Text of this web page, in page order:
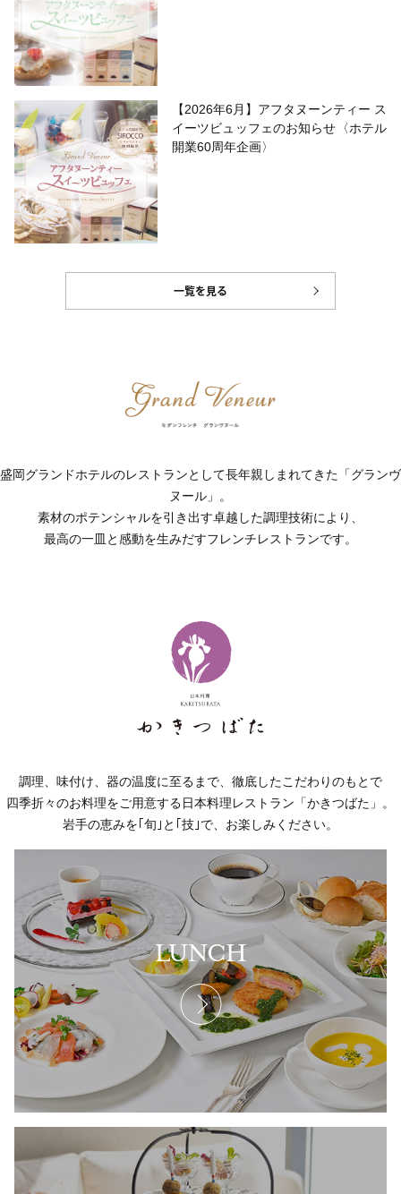
【2026年6月】アフタヌーンティー ス
イーツビュッフェのお知らせ〈ホテル
開業60周年企画〉
一覧を見る
盛岡グランドホテルのレストランとして長年親しまれてきた「グランヴ
ヌール」。
素材のポテンシャルを引き出す卓越した調理技術により、
最高の一皿と感動を生みだすフレンチレストランです。
調理、味付け、器の温度に至るまで、徹底したこだわりのもとで
四季折々のお料理をご用意する日本料理レストラン「かきつばた」。
岩手の恵みを｢旬｣と｢技｣で、お楽しみください。
LUNCH